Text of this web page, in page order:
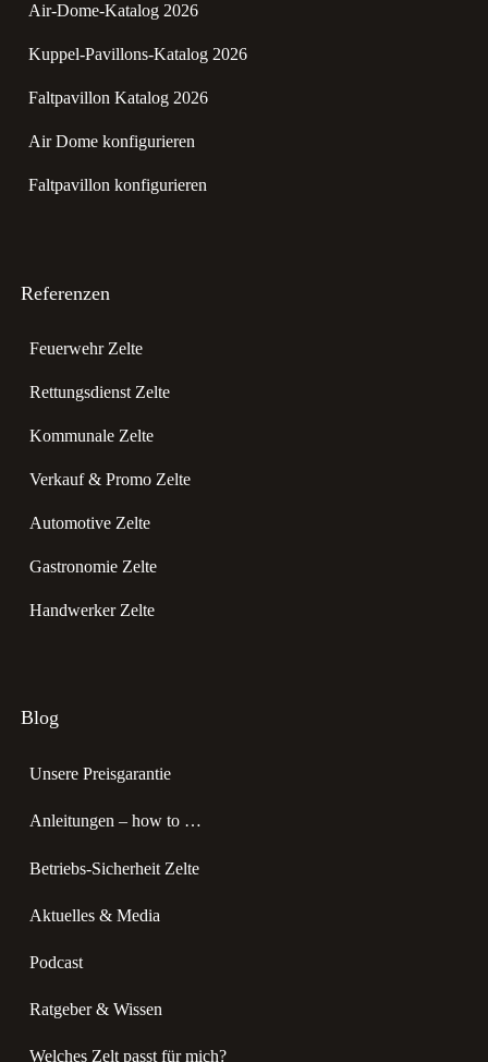
Air-Dome-Katalog 2026
Kuppel-Pavillons-Katalog 2026
Faltpavillon Katalog 2026
Air Dome konfigurieren
Faltpavillon konfigurieren
Referenzen
Feuerwehr Zelte
Rettungsdienst Zelte
Kommunale Zelte
Verkauf & Promo Zelte
Automotive Zelte
Gastronomie Zelte
Handwerker Zelte
Blog
Unsere Preisgarantie
Anleitungen – how to …
Betriebs-Sicherheit Zelte
Aktuelles & Media
Podcast
Ratgeber & Wissen
Welches Zelt passt für mich?